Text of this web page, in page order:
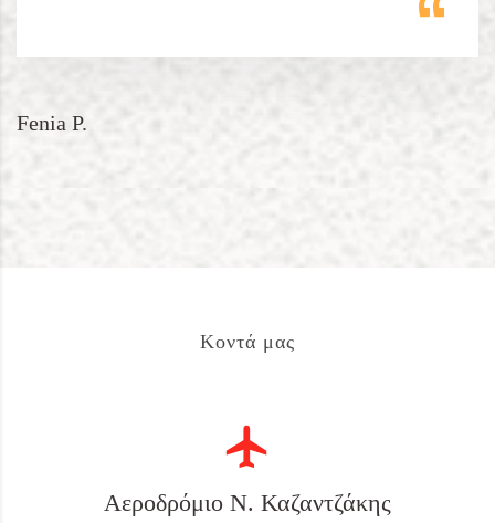
Fenia P.
Κοντά μας
Αεροδρόμιο Ν. Καζαντζάκης